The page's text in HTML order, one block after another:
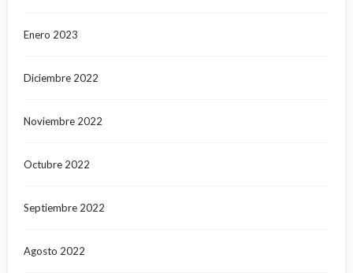
Enero 2023
Diciembre 2022
Noviembre 2022
Octubre 2022
Septiembre 2022
Agosto 2022